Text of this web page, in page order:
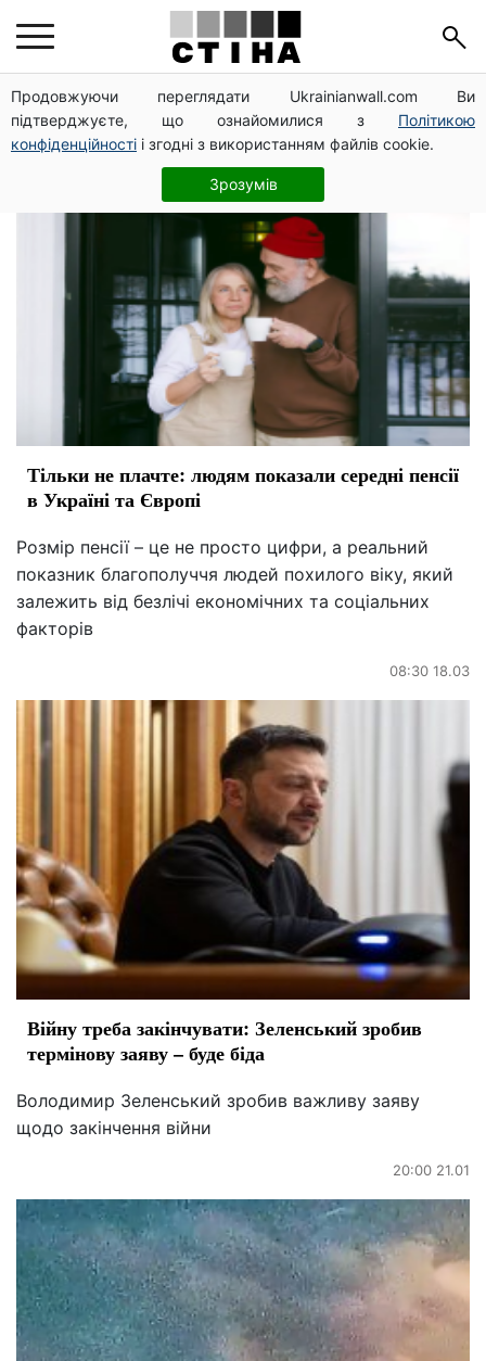
Продовжуючи переглядати Ukrainianwall.com Ви
підтверджуєте, що ознайомилися з Політикою
конфіденційності і згодні з використанням файлів cookie.
Зрозумів
Америка
Тільки не плачте: людям показали середні пенсії
в Україні та Європі
Розмір пенсії – це не просто цифри, а реальний
показник благополуччя людей похилого віку, який
залежить від безлічі економічних та соціальних
факторів
08:30 18.03
Війну треба закінчувати: Зеленський зробив
термінову заяву – буде біда
Володимир Зеленський зробив важливу заяву
щодо закінчення війни
20:00 21.01